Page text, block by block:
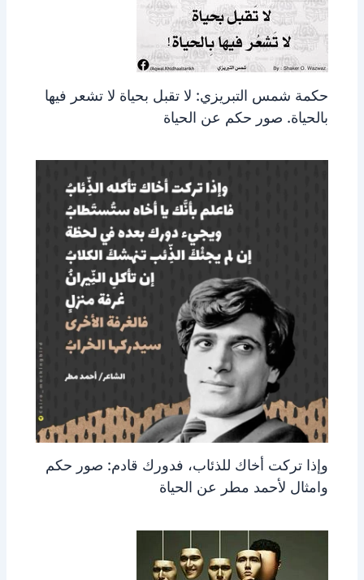
حكمة شمس التبريزي: لا تقبل بحياة لا تشعر فيها
بالحياة. صور حكم عن الحياة
وإذا تركت أخاك للذئاب، فدورك قادم: صور حكم
وامثال لأحمد مطر عن الحياة